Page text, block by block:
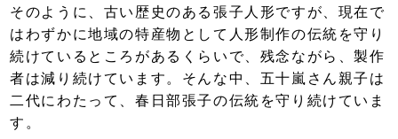
そのように、古い歴史のある張子人形ですが、現在で
はわずかに地域の特産物として人形制作の伝統を守り
続けているところがあるくらいで、残念ながら、製作
者は減り続けています。そんな中、五十嵐さん親子は
二代にわたって、春日部張子の伝統を守り続けていま
す。